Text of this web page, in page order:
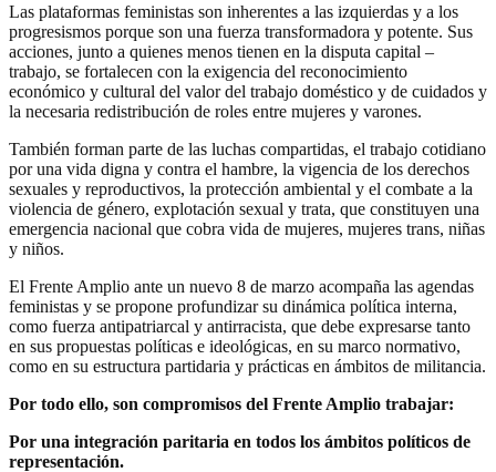
Las plataformas feministas son inherentes a las izquierdas y a los
progresismos porque son una fuerza transformadora y potente. Sus
acciones, junto a quienes menos tienen en la disputa capital –
trabajo, se fortalecen con la exigencia del reconocimiento
económico y cultural del valor del trabajo doméstico y de cuidados y
la necesaria redistribución de roles entre mujeres y varones.
También forman parte de las luchas compartidas, el trabajo cotidiano
por una vida digna y contra el hambre, la vigencia de los derechos
sexuales y reproductivos, la protección ambiental y el combate a la
violencia de género, explotación sexual y trata, que constituyen una
emergencia nacional que cobra vida de mujeres, mujeres trans, niñas
y niños.
El Frente Amplio ante un nuevo 8 de marzo acompaña las agendas
feministas y se propone profundizar su dinámica política interna,
como fuerza antipatriarcal y antirracista, que debe expresarse tanto
en sus propuestas políticas e ideológicas, en su marco normativo,
como en su estructura partidaria y prácticas en ámbitos de militancia.
Por todo ello, son compromisos del Frente Amplio trabajar:
Por una integración paritaria en todos los ámbitos políticos de
representación.